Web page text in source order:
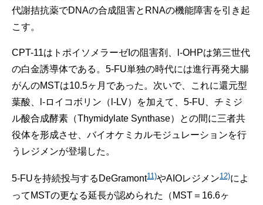
代謝拮抗薬でDNAの合成阻害とRNAの機能障害を引き起
こす。
CPT-11はトポイソメラーゼIの阻害剤、l-OHPは第三世代
の白金誘導体である。5-FU単独の時代には進行再発大腸
がんのMSTは10.5ヶ月であった。次いで、これに還元型
葉酸、l-ロイコボリン（l-LV）を加えて、5-FU、チミジ
ル酸合成酵素（Thymidylate Synthase）との間に三者共
役体を形成させ、バイオケミカルモジュレーションを行
うレジメンが登場した。
5-FUを持続投与するDeGramont11)やAIOレジメン12)によ
ってMSTの更なる延長が認められた（MST＝16.6ヶ